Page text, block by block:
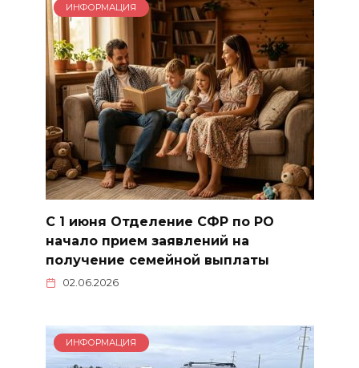
ИНФОРМАЦИЯ
С 1 июня Отделение СФР по РО
начало прием заявлений на
получение семейной выплаты
02.06.2026
ИНФОРМАЦИЯ